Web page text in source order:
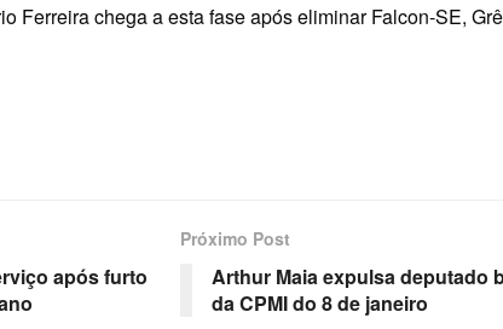
Ferreira chega a esta fase após eliminar Falcon-SE,
após furto
Próximo Post
Arthur Maia expulsa deputado
da CPMI do 8 de janeiro